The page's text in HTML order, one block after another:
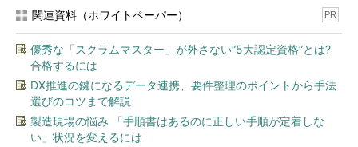
関連資料（ホワイトペーパー） PR
優秀な「スクラムマスター」が外さない“5大認定資格”とは?
合格するには
DX推進の鍵になるデータ連携、要件整理のポイントから手法
選びのコツまで解説
製造現場の悩み 「手順書はあるのに正しい手順が定着しな
い」状況を変えるには